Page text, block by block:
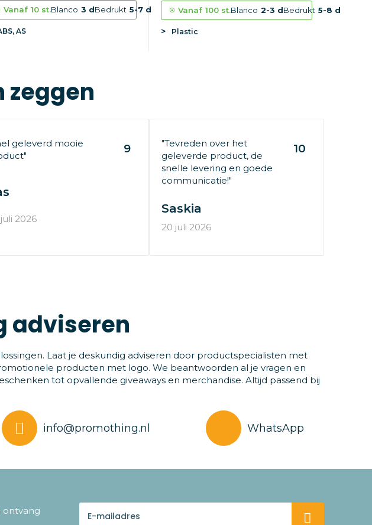
Vanaf 10 st.Blanco 3 dBedrukt 5-7 d
AS
Vanaf 100 st.Blanco 2-3 dBedrukt 5-8 d
Plastic
zeggen
geleverd mooie
9
2026
"Tevreden over het
geleverde product, de
snelle levering en goede
communicatie!"
10
Saskia
20 juli 2026
adviseren
Laat je deskundig adviseren door productspecialisten met
producten met logo. We beantwoorden al je vragen en
tot opvallende giveaways en merchandise. Altijd passend bij
info@promothing.nl WhatsApp
ontvang